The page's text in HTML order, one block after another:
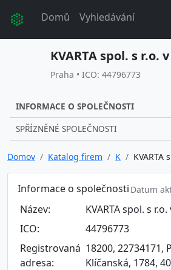
Domů Vyhledávání
KVARTA spol. s r.o.
Praha • ICO: 44796773
INFORMACE O SPOLEČNOSTI
SPŘÍZNĚNÉ SPOLEČNOSTI
Domov Katalog firem K KVARTA
Informace o společnosti Datum
Název:
KVARTA spol. s
ICO:
44796773
Registrovaná
adresa:
18200, 22734171,
Klíčanská, 1784,